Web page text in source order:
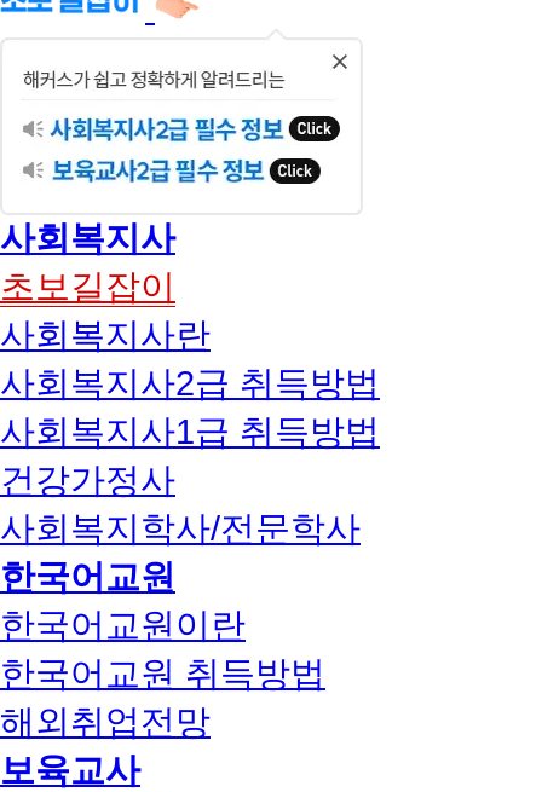
사회복지사
초보길잡이
사회복지사란
사회복지사2급 취득방법
사회복지사1급 취득방법
건강가정사
사회복지학사/전문학사
한국어교원
한국어교원이란
한국어교원 취득방법
해외취업전망
보육교사